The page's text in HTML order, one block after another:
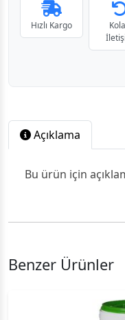
Hızlı Kargo
Açıklama
Bu ürün için
Benzer Ürünler